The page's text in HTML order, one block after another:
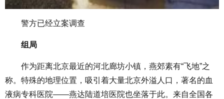
警方已经立案调查
组局
作为距离北京最近的河北廊坊小镇，燕郊素有“飞地”之
称。特殊的地理位置，吸引着大量北京外溢人口，著名的血
液病专科医院——燕达陆道培医院也坐落于此。来自全国各